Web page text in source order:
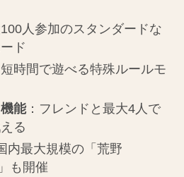
人参加のスタンダードな
ド
短時間で遊べる特殊ルールモ
能：フレンドと最大4人で
る
内最大規模の「荒野
も開催